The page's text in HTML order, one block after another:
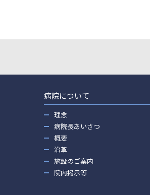
病院について
理念
病院長あいさつ
概要
沿革
施設のご案内
院内掲示等